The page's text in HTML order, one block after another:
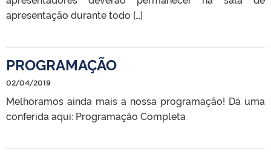
apresentação durante todo […]
PROGRAMAÇÃO
02/04/2019
Melhoramos ainda mais a nossa programação! Dá uma
conferida aqui: Programação Completa